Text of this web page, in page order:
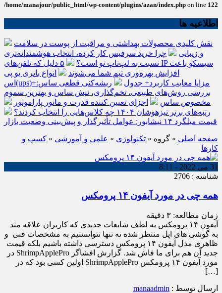
/home/manajour/public_html/wp-content/plugins/azan/index.php on line 122
اطلاعیه ها
نقش کلیدی محصولات بهداشتی و مراقبت از پوست در سلامت
و زیبایی
چرا خرید سرفیس کار کرده، انتخاب هوشمندانه‌تری
نسبت به لپ‌تاپ نو است؟
۵ دلیل که تلفن‌های IP سیسکو باعث
افزایش بهره‌وری تیم شما می‌شوند
انواع باتری یو پی
اس(ups)+مزایا معایب کاربرد+ جدول
ریشه‌کنی قطعی ساس:
بررسی روش‌های طبیعی، تخم‌گذاری، نیش ساس و بهترین سموم
مخصوص ساس
اجزای تعیین کننده قدرت و مانور پاراموتور
رتبه‌های برتر تیزهوشان ۱۴۰۴ چه کلاس‌هایی را انتخاب کردند؟
قیمت میلگرد ۱۴ نیشابور: عوامل تأثیرگذار و پیش‌بینی وضعیت بازار
صفحه اصلی » گروه » تکنولوژی » علمی و آموزشی » کسب و
کارها
31 می 2022 - 8:11
شناسه : 2706
همه چی در مورد آیفون ۱۴ پرومکس
زمان مطالعه: ۳ دقیقه
آیفون ۱۴ پرومکس به لطف شایعات جدیدی که کاربران علاقه مند
به گوشی های اپل منتظر شده نه تنها نتوانستیم به مشخصات فنی و
ظاهری مدل آیفون ۱۴ پرومکس دسترسی داشته باشیم بلکه قیمت
جدید آن هم برای ما فاش شد. گزارش افشاگر ShrimpApplePro در
مورد آیفون ۱۴ پرومکس ShrimpApplePro اولین کسی بود که در
[…]
ارسال توسط : manaadmin